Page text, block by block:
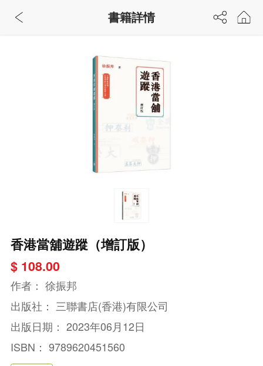
香港當舖遊蹤（增訂版）
$ 108.00
作者： 徐振邦
出版社： 三聯書店(香港)有限公司
出版日期： 2023年06月12日
ISBN： 9789620451560
書籍詳情